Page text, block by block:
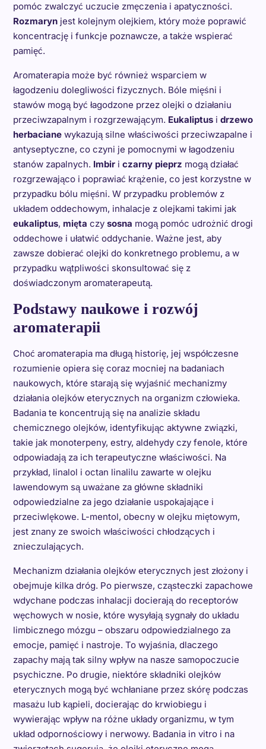
pomóc zwalczyć uczucie zmęczenia i apatyczności.
Rozmarynjest kolejnym olejkiem, który może poprawić
koncentrację i funkcje poznawcze, a także wspierać
pamięć.
Aromaterapia może być również wsparciem w
łagodzeniu dolegliwości fizycznych. Bóle mięśni i
stawów mogą być łagodzone przez olejki o działaniu
przeciwzapalnym i rozgrzewającym. Eukaliptusi drzewo
herbacianewykazują silne właściwości przeciwzapalne i
antyseptyczne, co czyni je pomocnymi w łagodzeniu
stanów zapalnych. Imbiri czarny pieprz mogą działać
rozgrzewająco i poprawiać krążenie, co jest korzystne w
przypadku bólu mięśni. W przypadku problemów z
układem oddechowym, inhalacje z olejkami takimi jak
eukaliptus, mięta czy sosna mogą pomóc udrożnić drogi
oddechowe i ułatwić oddychanie. Ważne jest, aby
zawsze dobierać olejki do konkretnego problemu, a w
przypadku wątpliwości skonsultować się z
doświadczonym aromaterapeutą.
Podstawy naukowe i rozwój
aromaterapii
Choć aromaterapia ma długą historię, jej współczesne
rozumienie opiera się coraz mocniej na badaniach
naukowych, które starają się wyjaśnić mechanizmy
działania olejków eterycznych na organizm człowieka.
Badania te koncentrują się na analizie składu
chemicznego olejków, identyfikując aktywne związki,
takie jak monoterpeny, estry, aldehydy czy fenole, które
odpowiadają za ich terapeutyczne właściwości. Na
przykład, linalol i octan linalilu zawarte w olejku
lawendowym są uważane za główne składniki
odpowiedzialne za jego działanie uspokajające i
przeciwlękowe. L-mentol, obecny w olejku miętowym,
jest znany ze swoich właściwości chłodzących i
znieczulających.
Mechanizm działania olejków eterycznych jest złożony i
obejmuje kilka dróg. Po pierwsze, cząsteczki zapachowe
wdychane podczas inhalacji docierają do receptorów
węchowych w nosie, które wysyłają sygnały do układu
limbicznego mózgu – obszaru odpowiedzialnego za
emocje, pamięć i nastroje. To wyjaśnia, dlaczego
zapachy mają tak silny wpływ na nasze samopoczucie
psychiczne. Po drugie, niektóre składniki olejków
eterycznych mogą być wchłaniane przez skórę podczas
masażu lub kąpieli, docierając do krwiobiegu i
wywierając wpływ na różne układy organizmu, w tym
układ odpornościowy i nerwowy. Badania in vitro i na